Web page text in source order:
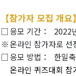
【참가자 모집 개요】
□ 응모 기간：
2022
※ 온라인 참가자로
□ 응모 방법：
한일
온라인 퀴즈대회 참